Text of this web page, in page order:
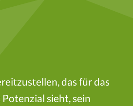
das für das
sieht, sein